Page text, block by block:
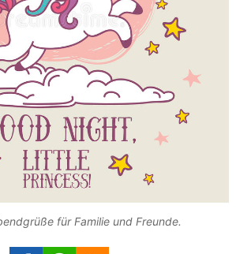
für Familie und Freunde.